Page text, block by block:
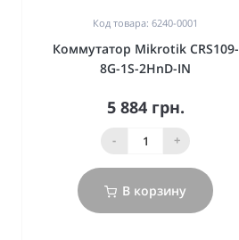
Код товара: 6240-0001
Коммутатор Mikrotik CRS109-
8G-1S-2HnD-IN
5 884 грн.
- +
В корзину